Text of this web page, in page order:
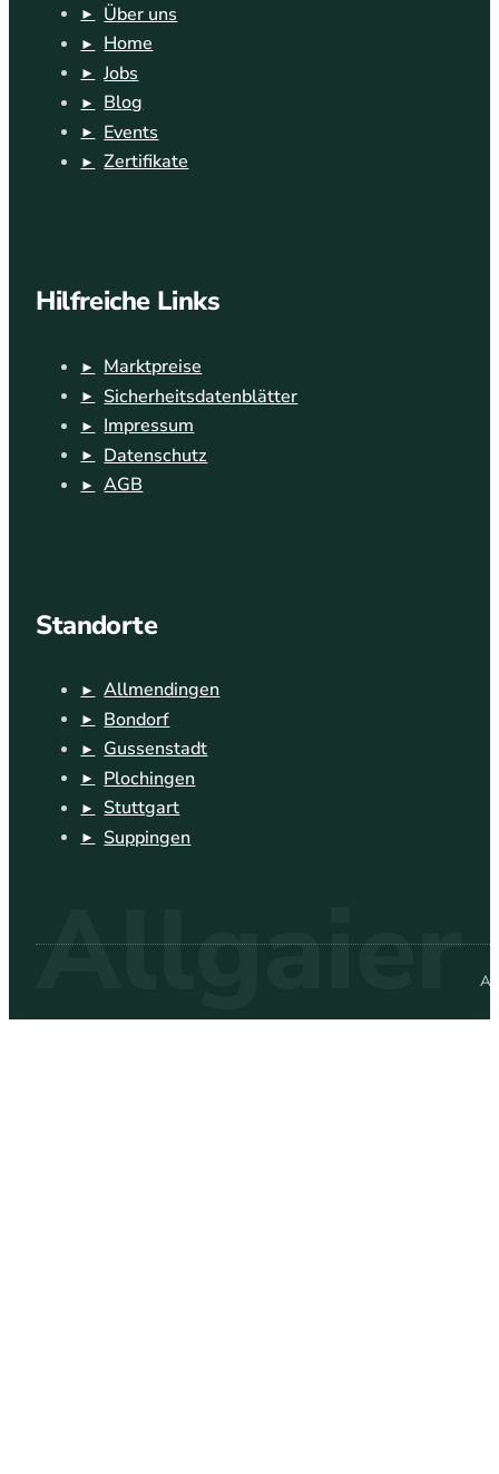
Über uns
Home
Jobs
Blog
Events
Zertifikate
Hilfreiche Links
Marktpreise
Sicherheitsdatenblätter
Impressum
Datenschutz
AGB
Standorte
Allmendingen
Bondorf
Gussenstadt
Plochingen
Stuttgart
Suppingen